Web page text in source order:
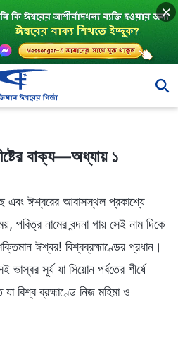
বাক্য—অধ্যায় ১
এবং ঈশ্বরের আবাসস্থল প্রকাশ্যে
পবিত্র নামের বন্দনা গায় সেই নাম দিকে
ঈশ্বর! বিশ্বব্রহ্মাণ্ডের প্রধান।
সূর্য যা সিয়োন পর্বতের শীর্ষে
বিশ্ব ব্রহ্মাণ্ডে নিজ মহিমা ও